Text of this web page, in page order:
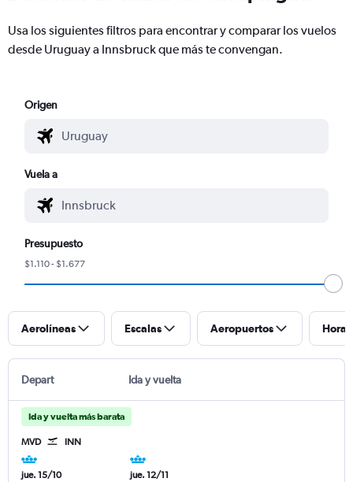
Usa los siguientes filtros para encontrar y comparar los vuelos
desde Uruguay a Innsbruck que más te convengan.
Origen
Vuela a
Presupuesto
$1.110 - $1.677
Aerolíneas Escalas Aeropuertos
Depart Ida y vuelta
Ida y vuelta más barata
MVD INN
jue. 15/10 jue. 12/11